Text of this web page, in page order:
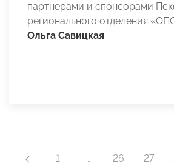
партнерами и спонсорами
регионального отделения
Ольга Савицкая.
1 … 26 27